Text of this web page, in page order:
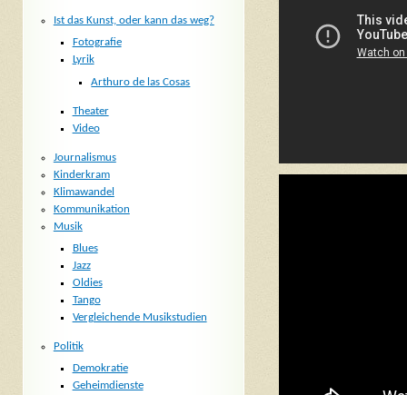
Ist das Kunst, oder kann das weg?
Fotografie
Lyrik
Arthuro de las Cosas
Theater
Video
Journalismus
Kinderkram
Klimawandel
Kommunikation
Musik
Blues
Jazz
Oldies
Tango
Vergleichende Musikstudien
Politik
Demokratie
Geheimdienste